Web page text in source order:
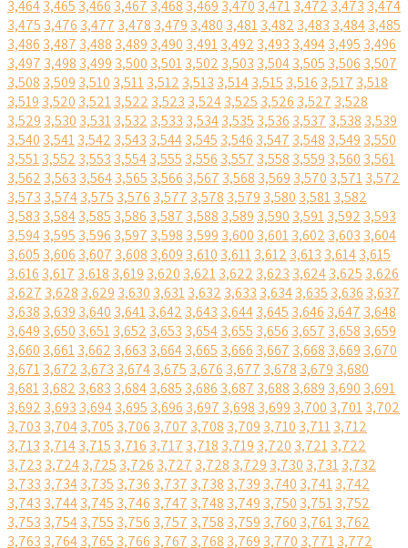
3,4643,465 3,466 3,467 3,468 3,469 3,470 3,4713,472 3,473 3,474
3,475 3,476 3,477 3,478 3,479 3,480 3,4813,482 3,483 3,4843,485
3,486 3,487 3,488 3,489 3,490 3,4913,492 3,493 3,4943,495 3,496
3,497 3,498 3,499 3,500 3,5013,502 3,503 3,5043,505 3,506 3,507
3,508 3,509 3,510 3,5113,512 3,513 3,5143,515 3,516 3,517 3,518
3,519 3,520 3,5213,522 3,523 3,5243,525 3,526 3,527 3,528
3,529 3,530 3,5313,532 3,533 3,5343,535 3,536 3,537 3,538 3,539
3,540 3,5413,542 3,543 3,5443,545 3,546 3,547 3,548 3,549 3,550
3,5513,552 3,553 3,5543,555 3,556 3,557 3,558 3,559 3,560 3,561
3,562 3,563 3,5643,565 3,566 3,567 3,568 3,569 3,570 3,5713,572
3,573 3,5743,575 3,576 3,577 3,578 3,579 3,580 3,5813,582
3,583 3,5843,585 3,586 3,587 3,588 3,589 3,590 3,5913,592 3,593
3,5943,595 3,596 3,597 3,598 3,599 3,600 3,6013,602 3,603 3,604
3,605 3,606 3,607 3,608 3,609 3,610 3,6113,612 3,613 3,6143,615
3,616 3,617 3,618 3,619 3,620 3,6213,622 3,623 3,6243,625 3,626
3,627 3,628 3,629 3,630 3,6313,632 3,633 3,6343,635 3,636 3,637
3,638 3,639 3,640 3,6413,642 3,643 3,6443,645 3,646 3,647 3,648
3,649 3,650 3,6513,652 3,653 3,6543,655 3,656 3,657 3,658 3,659
3,660 3,6613,662 3,663 3,6643,665 3,666 3,667 3,668 3,669 3,670
3,6713,672 3,673 3,6743,675 3,676 3,677 3,678 3,679 3,680
3,6813,682 3,683 3,6843,685 3,686 3,687 3,688 3,689 3,690 3,691
3,692 3,693 3,6943,695 3,696 3,697 3,698 3,699 3,700 3,7013,702
3,703 3,7043,705 3,706 3,707 3,708 3,709 3,710 3,7113,712
3,713 3,7143,715 3,716 3,717 3,718 3,719 3,720 3,7213,722
3,723 3,7243,725 3,726 3,727 3,728 3,729 3,730 3,7313,732
3,733 3,7343,735 3,736 3,737 3,738 3,739 3,740 3,7413,742
3,743 3,7443,745 3,746 3,747 3,748 3,749 3,750 3,7513,752
3,753 3,7543,755 3,756 3,757 3,758 3,759 3,760 3,7613,762
3,763 3,7643,765 3,766 3,767 3,768 3,769 3,770 3,7713,772